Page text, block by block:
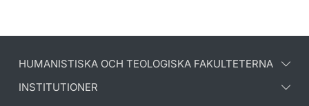
HUMANISTISKA OCH TEOLOGISKA FAKULTETERNA
INSTITUTIONER